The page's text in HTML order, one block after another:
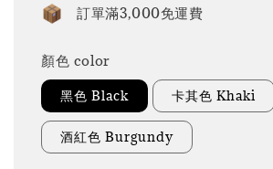
訂單滿3,000免運費
顏色 color
黑色 Black 卡其色 Khaki
酒紅色 Burgundy